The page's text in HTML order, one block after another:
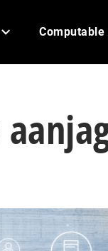
Computable